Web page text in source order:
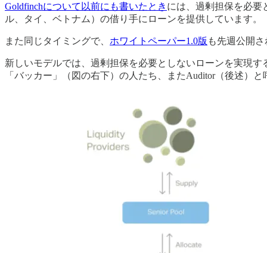
Goldfinchについて以前にも書いたとき には、過剰担保を必要
ル、タイ、ベトナム）の借り手にローンを提供しています。
また同じタイミングで、 ホワイトペーパー1.0版 も先週公開
新しいモデルでは、過剰担保を必要としないローンを実現
「バッカー」（図の右下）の人たち、またAuditor（後述）